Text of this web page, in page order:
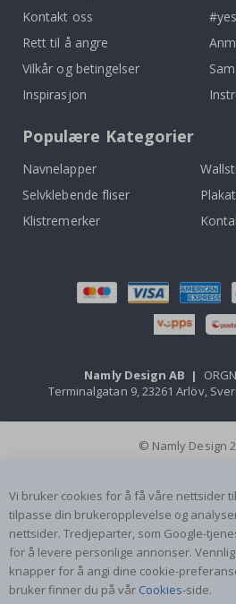
Kontakt oss
Rett til å angre
Vilkår og betingelser
Inspirasjon
Populære Kategorier
Navnelapper
Selvklebende fliser
Klistremerker
Namly Design AB |
Terminalgatan 9, 23261 Arlöv,
© Namly Design
Vi bruker cookies for å få våre nettsider
tilpasse din brukeropplevelse og
nettsider. Tredjeparter, som Google-
for å levere personlige annonser.
knapper for å angi dine cookie-
bruker finner du på vår Cookies-side.